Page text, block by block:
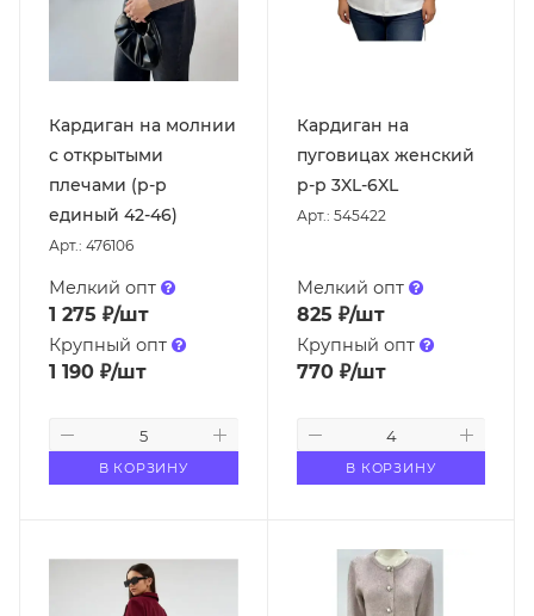
Кардиган на молнии
с открытыми
плечами (р-р
единый 42-46)
Арт.: 476106
Мелкий опт
1 275 ₽/шт
Крупный опт
1 190 ₽/шт
В КОРЗИНУ
Кардиган на
пуговицах женский
р-р 3XL-6XL
Арт.: 545422
Мелкий опт
825 ₽/шт
Крупный опт
770₽/шт
В КОРЗИНУ